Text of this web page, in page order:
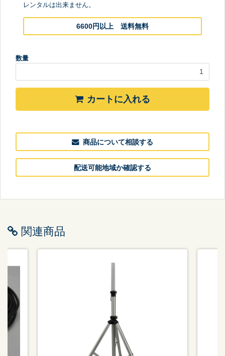
レンタルは出来ません。
6600円以上 送料無料
数量
カートに入れる
商品について相談する
配送可能地域か確認する
関連商品